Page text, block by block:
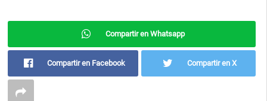
Compartir en Whatsapp
Compartir en Facebook Compartir en X